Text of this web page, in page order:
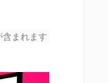
まれます